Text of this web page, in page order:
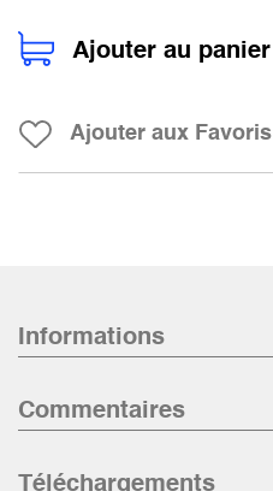
Ajouter au panier
Ajouter aux Favoris
Informations
Commentaires
Téléchargements